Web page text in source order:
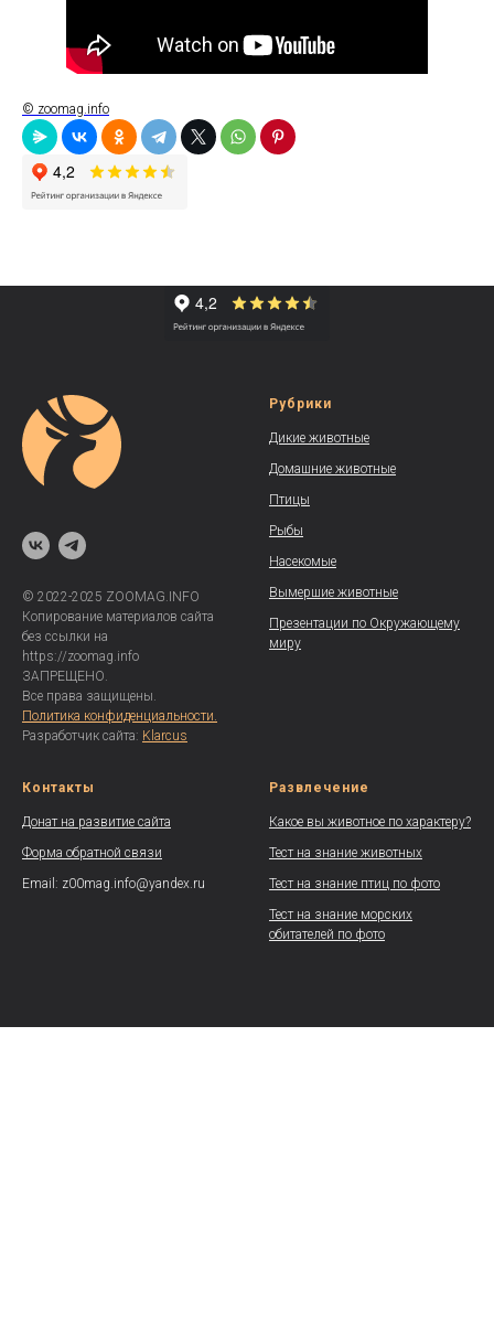
© zoomag.info
© 2022-2025 ZOOMAG.INFO
Копирование материалов сайта
без ссылки на
https://zoomag.info
ЗАПРЕЩЕНО.
Все права защищены.
Политика конфиденциальности.
Разработчик сайта: Klarcus
Рубрики
Дикие животные
Домашние животные
Птицы
Рыбы
Насекомые
Вымершие животные
Презентации по Окружающему
миру
Контакты
Донат на развитие сайта
Форма обратной связи
Email: z00mag.info@yandex.ru
Развлечение
Какое вы животное по характеру?
Тест на знание животных
Тест на знание птиц по фото
Тест на знание морских
обитателей по фото